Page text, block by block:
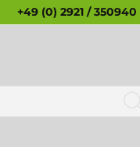
+49 (0) 2921 / 350940